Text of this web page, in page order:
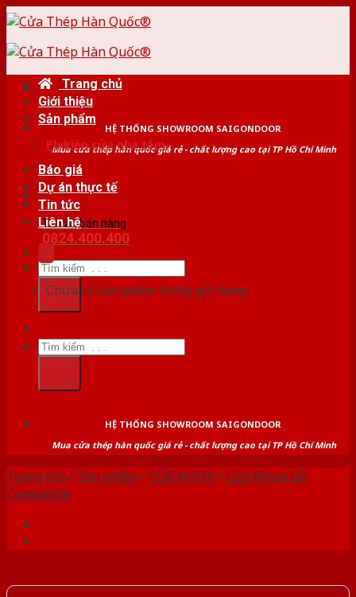
Skip
content
HỆ THỐNG SHOWROOM SAIGONDOOR
Mua cửa thép hàn quốc giá rẻ - chất lượng cao tại TP Hồ Chí Minh
Tư vấn bán hàng
0824.400.400
Tìm
kiếm:
Trang chủ
Giới thiệu
Sản phẩm
Phụ kiện cửa nhà tắm
Báo giá
Dự án thực tế
Tin tức
Liên hệ
Chưa có sản phẩm trong giỏ hàng.
Tìm
kiếm:
HỆ THỐNG SHOWROOM SAIGONDOOR
Mua cửa thép hàn quốc giá rẻ - chất lượng cao tại TP Hồ Chí Minh
Trang chủ /Sản phẩm /CỬA NHỰA/Cửa Nhựa Gỗ
Composite